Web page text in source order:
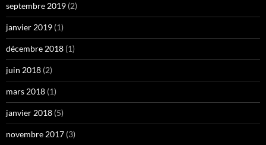
septembre 2019 (2)
janvier 2019 (1)
décembre 2018 (1)
juin 2018 (2)
mars 2018 (1)
janvier 2018 (5)
novembre 2017 (3)